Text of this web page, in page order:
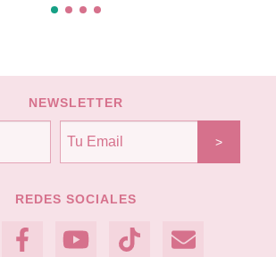
NEWSLETTER
REDES SOCIALES